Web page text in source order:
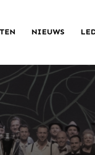
NIEUWS